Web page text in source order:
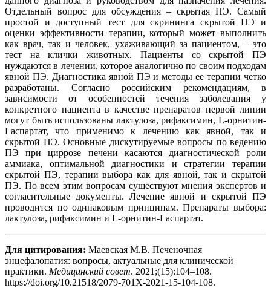
Отдельный вопрос для обсуждения – скрытая ПЭ. Самый
простой и доступный тест для скрининга скрытой ПЭ и
оценки эффективности терапии, который может выполнить
как врач, так и человек, ухаживающий за пациентом, – это
тест на клички животных. Пациенты со скрытой ПЭ
нуждаются в лечении, которое аналогично по своим подходам
явной ПЭ. Диагностика явной ПЭ и методы ее терапии четко
разработаны. Согласно российским рекомендациям, в
зависимости от особенностей течения заболевания у
конкретного пациента в качестве препаратов первой линии
могут быть использованы лактулоза, рифаксимин, L-орнитин-
Lаспартат, что применимо к лечению как явной, так и
скрытой ПЭ. Основные дискутируемые вопросы по ведению
ПЭ при циррозе печени касаются диагностической роли
аммиака, оптимальной диагностики и стратегии терапии
скрытой ПЭ, терапии выбора как для явной, так и скрытой
ПЭ. По всем этим вопросам существуют мнения экспертов и
согласительные документы. Лечение явной и скрытой ПЭ
проводится по одинаковым принципам. Препараты выбора:
лактулоза, рифаксимин и L-орнитин-Lаспартат.
Для цитирования: Маевская М.В. Печеночная
энцефалопатия: вопросы, актуальные для клинической
практики. Медицинский совет. 2021;(15):104–108.
https://doi.org/10.21518/2079-701X-2021-15-104-108.